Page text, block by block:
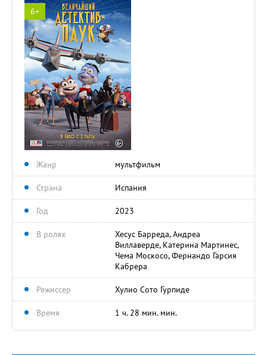
6+
Жанр мультфильм
Страна Испания
Год 2023
В ролях
Хесус Барреда, Андреа
Виллаверде, Катерина Мартинес,
Чема Москосо, Фернандо Гарсия
Кабрера
Режиссер Хулио Сото Гурпиде
Время 1 ч. 28 мин. мин.